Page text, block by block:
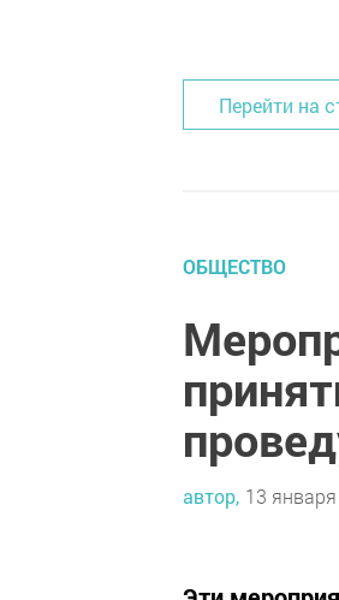
Перейти на
ОБЩЕСТВО
автор, 13